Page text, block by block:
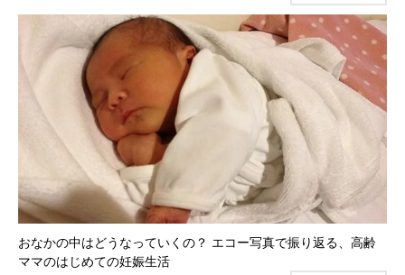
おなかの中はどうなっていくの？ エコー写真で振り返る、高齢
ママのはじめての妊娠生活